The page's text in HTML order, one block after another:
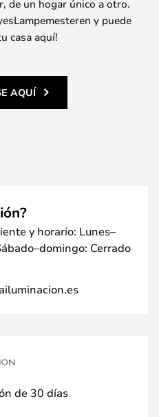
de un hogar único a otro.
y puede
casa aquí!
AQUÍ
y horario: Lunes–
Cerrado
de 30 días